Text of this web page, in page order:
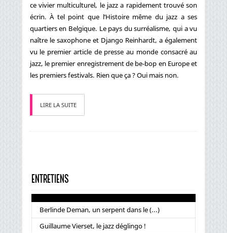
ce vivier multiculturel, le jazz a rapidement trouvé son
écrin. À tel point que l’Histoire même du jazz a ses
quartiers en Belgique. Le pays du surréalisme, qui a vu
naître le saxophone et Django Reinhardt, a également
vu le premier article de presse au monde consacré au
jazz, le premier enregistrement de be-bop en Europe et
les premiers festivals. Rien que ça ? Oui mais non.
LIRE LA SUITE
ENTRETIENS
Berlinde Deman, un serpent dans le (...)
Guillaume Vierset, le jazz déglingo !